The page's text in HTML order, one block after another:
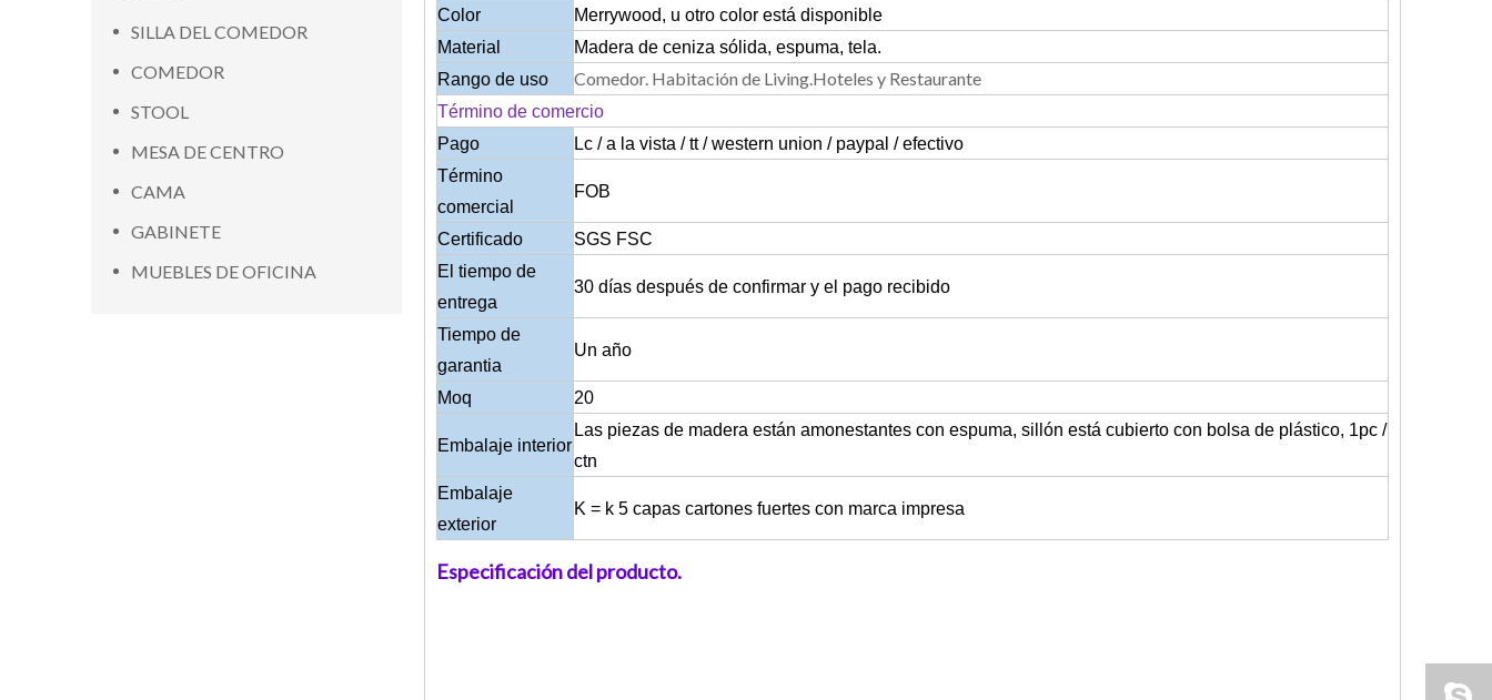
SILLA DEL COMEDOR
COMEDOR
STOOL
MESA DE CENTRO
CAMA
GABINETE
MUEBLES DE OFICINA
Color
Merrywood, u otro color está disponible
Material
Madera de ceniza sólida, espuma, tela.
Rango de uso
Comedor. Habitación de Living.Hoteles y Restaurante
Término de comercio
Pago
Lc / a la vista / tt / western union / paypal / efectivo
Término
comercial
FOB
Certificado
SGS FSC
El tiempo de
entrega
30 días después de confirmar y el pago recibido
Tiempo de
garantia
Un año
Moq 20
Embalaje interior
Las piezas de madera están amonestantes con espuma, sillón está cubierto con bolsa de plástico, 1pc /
ctn
Embalaje
exterior
K = k 5 capas cartones fuertes con marca impresa
Especificación del producto.